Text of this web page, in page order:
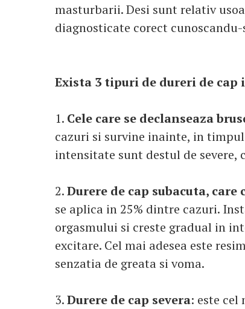
masturbarii. Desi sunt relativ
diagnosticate corect
Exista 3 tipuri de dureri de cap
1. Cele care se declanseaza
cazuri si survine inainte, in
intensitate sunt destul de
2.Durere de cap subacuta,
se aplica in 25% dintre cazuri.
orgasmului si creste gradual in
excitare. Cel mai adesea este
senzatia de greata si voma.
3.Durere de cap severa: este